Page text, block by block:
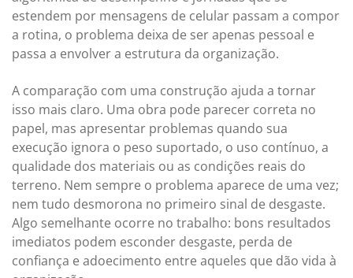
estendem por mensagens de celular passam a compor
a rotina, o problema deixa de ser apenas pessoal e
passa a envolver a estrutura da organização.
A comparação com uma construção ajuda a tornar
isso mais claro. Uma obra pode parecer correta no
papel, mas apresentar problemas quando sua
execução ignora o peso suportado, o uso contínuo, a
qualidade dos materiais ou as condições reais do
terreno. Nem sempre o problema aparece de uma vez;
nem tudo desmorona no primeiro sinal de desgaste.
Algo semelhante ocorre no trabalho: bons resultados
imediatos podem esconder desgaste, perda de
confiança e adoecimento entre aqueles que dão vida à